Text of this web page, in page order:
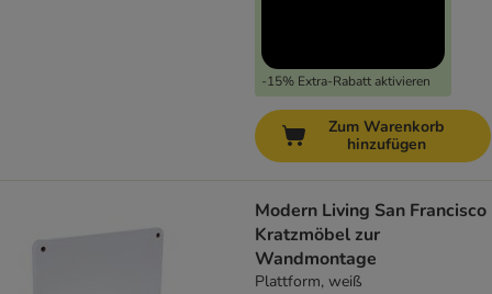
-15% Extra-Rabatt aktivieren
Zum Warenkorb
hinzufügen
Modern Living San Francisco
Kratzmöbel zur
Wandmontage
Plattform, weiß